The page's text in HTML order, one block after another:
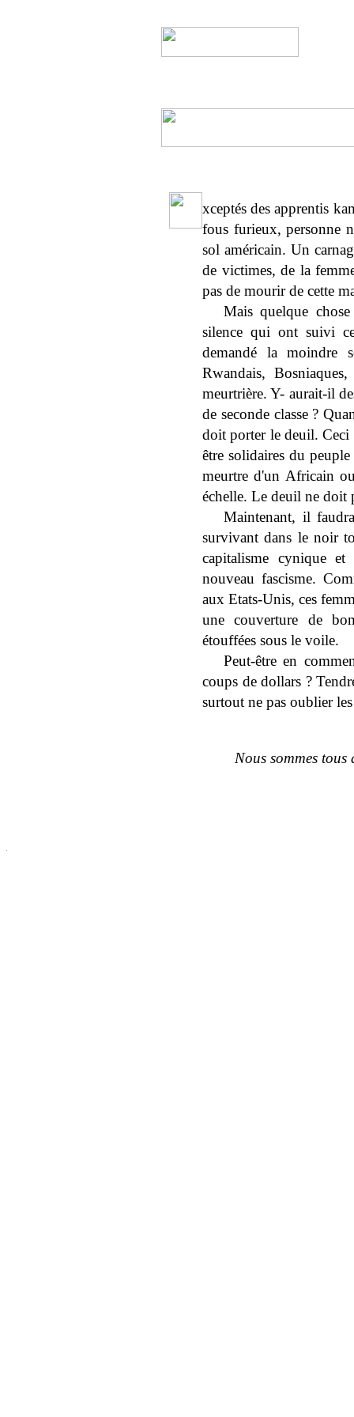
xceptés des apprentis
fous furieux, personne
sol américain. Un
de victimes, de la
pas de mourir de cette
Mais quelque
silence qui ont suivi
demandé la moindre
Rwandais,
meurtrière. Y- aurait-il
de seconde classe ?
doit porter le deuil. Ceci
être solidaires du
meurtre d'un Africain
échelle. Le deuil ne doit
Maintenant, il
survivant dans le noir
capitalisme cynique
nouveau fascisme.
aux Etats-Unis, ces
une couverture de
étouffées sous le voile.
Peut-être en
coups de dollars ?
surtout ne pas oublier
Nous sommes tous